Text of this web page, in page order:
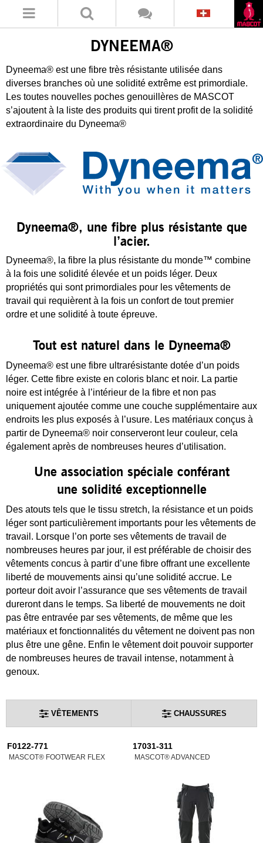
DYNEEMA®
Dyneema® est une fibre très résistante utilisée dans
diverses branches où une solidité extrême est primordiale.
Les toutes nouvelles poches genouillères de MASCOT
s’ajoutent à la liste des produits qui tirent profit de la solidité
extraordinaire du Dyneema®
Dyneema®, une fibre plus résistante que
l’acier.
Dyneema®, la fibre la plus résistante du monde™ combine
à la fois une solidité élevée et un poids léger. Deux
propriétés qui sont primordiales pour les vêtements de
travail qui requièrent à la fois un confort de tout premier
ordre et une solidité à toute épreuve.
Tout est naturel dans le Dyneema®
Dyneema® est une fibre ultrarésistante dotée d’un poids
léger. Cette fibre existe en coloris blanc et noir. La partie
noire est intégrée à l’intérieur de la fibre et non pas
uniquement ajoutée comme une couche supplémentaire aux
endroits les plus exposés à l’usure. Les matériaux conçus à
partir de Dyneema® noir conserveront leur couleur, cela
également après de nombreuses heures d’utilisation.
Une association spéciale conférant
une solidité exceptionnelle
Des atouts tels que le tissu stretch, la résistance et un poids
léger sont particulièrement importants pour les vêtements de
travail. Lorsque l’on porte ses vêtements de travail de
nombreuses heures par jour, il est préférable de choisir des
vêtements concus à partir d’une fibre offrant une excellente
liberté de mouvements ainsi qu’une solidité accrue. Le
porteur doit avoir l’assurance que ses vêtements de travail
dureront dans le temps. Sa liberté de mouvements ne doit
pas être entravée par ses vêtements, de même que les
matériaux et fonctionnalités du vêtement ne doivent pas non
plus être une gêne. Enfin le vêtement doit pouvoir supporter
de nombreuses heures de travail intense, notamment à
genoux.
VÊTEMENTS CHAUSSURES
F0122-771
MASCOT® FOOTWEAR FLEX
17031-311
MASCOT® ADVANCED